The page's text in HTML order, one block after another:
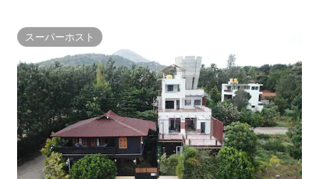
スーパーホスト
スーパーホスト